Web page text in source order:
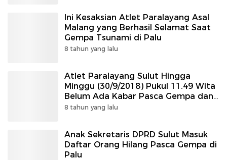
Ini Kesaksian Atlet Paralayang Asal
Malang yang Berhasil Selamat Saat
Gempa Tsunami di Palu
8 tahun yang lalu
Atlet Paralayang Sulut Hingga
Minggu (30/9/2018) Pukul 11.49 Wita
Belum Ada Kabar Pasca Gempa dan
Tsunami Palu
8 tahun yang lalu
Anak Sekretaris DPRD Sulut Masuk
Daftar Orang Hilang Pasca Gempa di
Palu